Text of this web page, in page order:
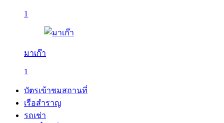
1
มาเก๊า
1
บัตรเข้าชมสถานที่
เรือสำราญ
รถเช่า